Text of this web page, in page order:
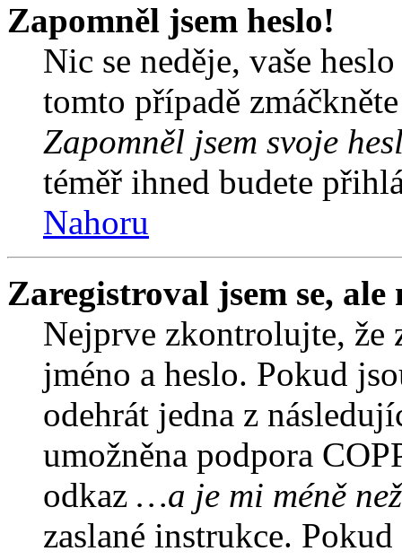
Zapomněl jsem heslo!
Nic se neděje, vaše
tomto případě
Zapomněl jsem svoje
téměř ihned budete
Nahoru
Zaregistroval jsem se,
Nejprve zkontrolujte, že
jméno a heslo. Pokud
odehrát jedna z
umožněna podpora
odkaz …a je mi méně
zaslané instrukce.